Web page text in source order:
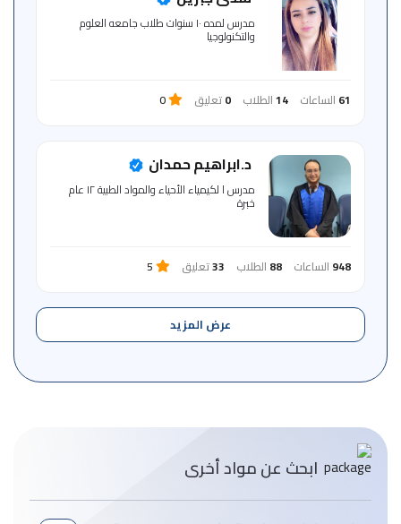
مدرس لمده ١٠ سنوات طلاب جامعه العلوم
والتكنولوجيا
61 الساعات 14الطلاب 0تعليق 0
د.ابراهيم حمدان
مدرس ا لكيمياء الأحياء والمواد الطبية ١٢ عام
خبرة
948 الساعات 88 الطلاب 33تعليق 5
عرض المزيد
ابحث عن مواد أخرى